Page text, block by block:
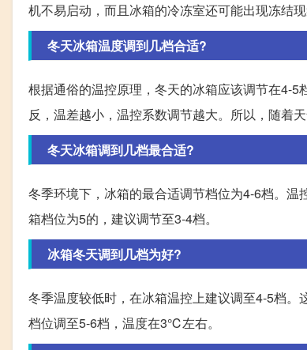
机不易启动，而且冰箱的冷冻室还可能出现冻结现
冬天冰箱温度调到几档合适?
根据通俗的温控原理，冬天的冰箱应该调节在4-
反，温差越小，温控系数调节越大。所以，随着天
冬天冰箱调到几档最合适?
冬季环境下，冰箱的最合适调节档位为4-6档。
箱档位为5的，建议调节至3-4档。
冰箱冬天调到几档为好?
冬季温度较低时，在冰箱温控上建议调至4-5档
档位调至5-6档，温度在3℃左右。